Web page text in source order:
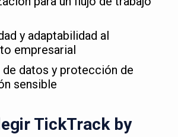
y adaptabilidad al
empresarial
de datos y protección de
sensible
TickTrack by